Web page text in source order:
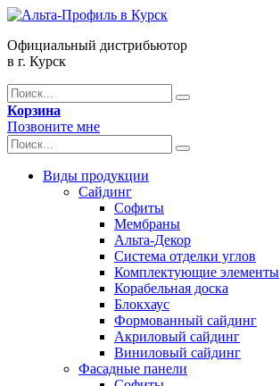
Официальный дистрибьютор
в г. Курск
Корзина
Позвоните мне
Виды продукции
Сайдинг
Софиты
Мембраны
Альта-Декор
Система отделки углов
Комплектующие элементы
Корабельная доска
Блокхаус
Формованный сайдинг
Акриловый сайдинг
Виниловый сайдинг
Фасадные панели